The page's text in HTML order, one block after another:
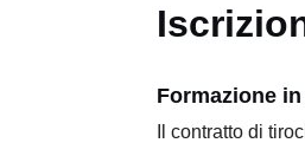
Formazione
Il contratto di